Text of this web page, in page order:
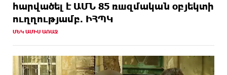
hարվածել է ԱՄՆ 85 ռшզմական օբյեկտի
ուղղությամբ. ԻՀՊԿ
ՄԵԿ ԱՄԻՍ ԱՌԱՋ